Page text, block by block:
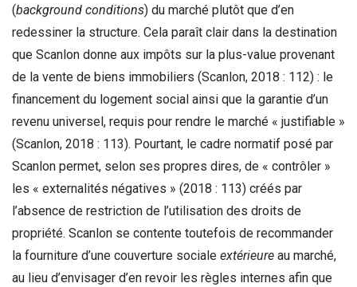
(background conditions) du marché plutôt que d’en
redessiner la structure. Cela paraît clair dans la destination
que Scanlon donne aux impôts sur la plus-value provenant
de la vente de biens immobiliers (Scanlon, 2018 : 112) : le
financement du logement social ainsi que la garantie d’un
revenu universel, requis pour rendre le marché « justifiable »
(Scanlon, 2018 : 113). Pourtant, le cadre normatif posé par
Scanlon permet, selon ses propres dires, de « contrôler »
les « externalités négatives » (2018 : 113) créés par
l’absence de restriction de l’utilisation des droits de
propriété. Scanlon se contente toutefois de recommander
la fourniture d’une couverture sociale extérieure au marché,
au lieu d’envisager d’en revoir les règles internes afin que